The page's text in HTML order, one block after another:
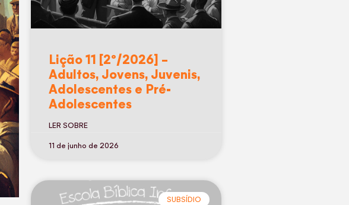
Lição 11 [2º/2026] –
Adultos, Jovens, Juvenis,
Adolescentes e Pré-
Adolescentes
LER SOBRE
11 de junho de 2026
SUBSÍDIO